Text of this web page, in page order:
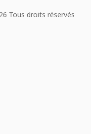
Tous droits réservés